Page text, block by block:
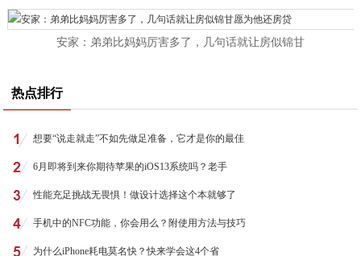
安家：弟弟比妈妈厉害多了，几句话就让房似锦甘
热点排行
想要“说走就走”不如先做足准备，它才是你的最佳
6月即将到来你期待苹果的iOS13系统吗？老手
性能充足挑战无畏惧！做设计选择这个本就够了
手机中的NFC功能，你会用么？附使用方法与技巧
为什么iPhone耗电莫名快？快来学会这4个省